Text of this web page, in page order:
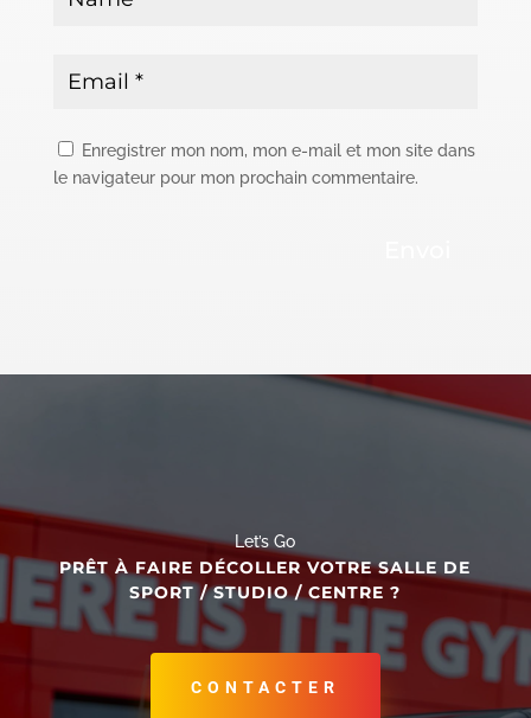
Enregistrer mon nom, mon e-mail et mon site dans
le navigateur pour mon prochain commentaire.
Let’s Go
PRÊT À FAIRE DÉCOLLER VOTRE SALLE DE
SPORT / STUDIO / CENTRE ?
CONTACTER